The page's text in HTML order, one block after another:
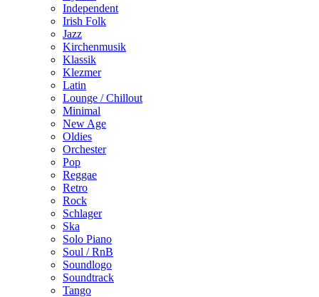
Independent
Irish Folk
Jazz
Kirchenmusik
Klassik
Klezmer
Latin
Lounge / Chillout
Minimal
New Age
Oldies
Orchester
Pop
Reggae
Retro
Rock
Schlager
Ska
Solo Piano
Soul / RnB
Soundlogo
Soundtrack
Tango